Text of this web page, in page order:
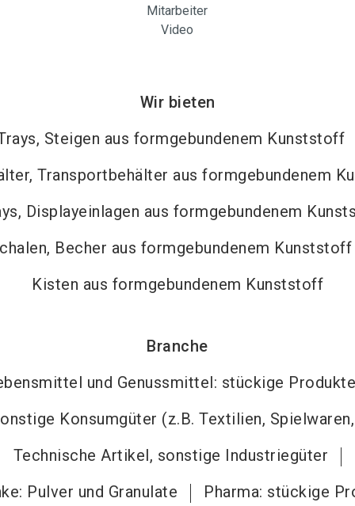
Mitarbeiter
Video
Wir bieten
Steigen aus formgebundenem Kunststoff
Transportbehälter aus formgebundenem
Displayeinlagen aus formgebundenem
Becher aus formgebundenem Kunststoff
Kisten aus formgebundenem Kunststoff
Branche
und Genussmittel: stückige Produkte
Konsumgüter (z.B. Textilien,
Technische Artikel, sonstige Industriegüter
Pulver und Granulate
Pharma: stückige